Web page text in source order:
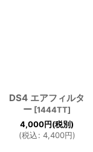
DS4 エアフィルタ
ー [1444TT]
4,000円(税別)
(税込: 4,400円)